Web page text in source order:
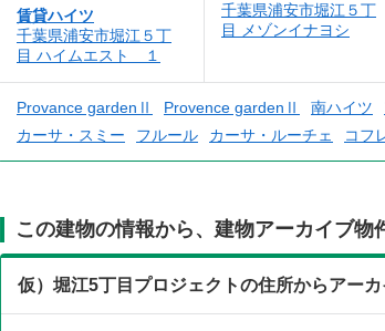
賃貸ハイツ
千葉県浦安市堀江５丁
目 ハイムエスト １
千葉県浦安市堀江５丁
目 メゾンイナヨシ
Provance gardenⅡ Provence gardenⅡ 南ハイツ
カーサ・スミー
フルール カーサ・ルーチェ コフ
この建物の情報から、建物アーカイブ物
仮）堀江5丁目プロジェクトの住所からアー